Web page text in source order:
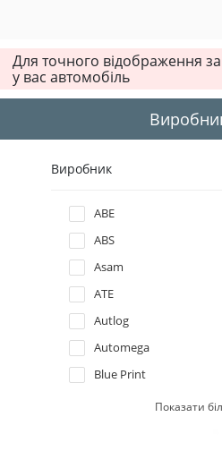
Ford
Hummer
Hyundai
Infiniti
Isuzu
Iveco
Для точного відображення
у вас автомобіль
Виробник
ABE
ABS
Asam
ATE
Autlog
Automega
Blue Print
Borg & BeckПоказати